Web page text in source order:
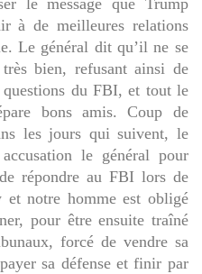
le message que Trump
à de meilleures relations
Le général dit qu’il ne se
bien, refusant ainsi de
questions du FBI, et tout le
bons amis. Coup de
les jours qui suivent, le
le général pour
répondre au FBI lors de
et notre homme est obligé
pour être ensuite traîné
forcé de vendre sa
sa défense et finir par